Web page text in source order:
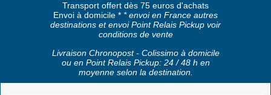
Transport offert dès 75 euros d'achats
Envoi à domicile * * envoi en France autres
destinations et envoi Point Relais Pickup voir
conditions de vente
Livraison Chronopost - Colissimo à domicile
ou en Point Relais Pickup: 24 / 48 h en
moyenne selon la destination.